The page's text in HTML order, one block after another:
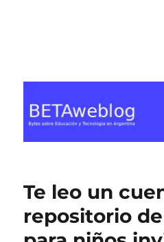
Te leo un
repositorio